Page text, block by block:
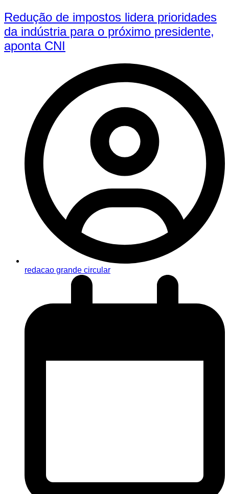
Redução de impostos lidera prioridades
da indústria para o próximo presidente,
aponta CNI
redacao grande circular